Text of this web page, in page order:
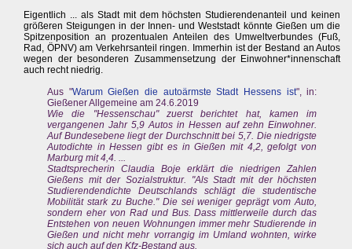
Eigentlich ... als Stadt mit dem höchsten Studierendenanteil und keinen
größeren Steigungen in der Innen- und Weststadt könnte Gießen um die
Spitzenposition an prozentualen Anteilen des Umweltverbundes (Fuß,
Rad, ÖPNV) am Verkehrsanteil ringen. Immerhin ist der Bestand an Autos
wegen der besonderen Zusammensetzung der Einwohner*innenschaft
auch recht niedrig.
Aus "Warum Gießen die autoärmste Stadt Hessens ist", in:
Gießener Allgemeine am 24.6.2019
Wie die "Hessenschau" zuerst berichtet hat, kamen im
vergangenen Jahr 5,9 Autos in Hessen auf zehn Einwohner.
Auf Bundesebene liegt der Durchschnitt bei 5,7. Die niedrigste
Autodichte in Hessen gibt es in Gießen mit 4,2, gefolgt von
Marburg mit 4,4. ...
Stadtsprecherin Claudia Boje erklärt die niedrigen Zahlen
Gießens mit der Sozialstruktur. "Als Stadt mit der höchsten
Studierendendichte Deutschlands schlägt die studentische
Mobilität stark zu Buche." Die sei weniger geprägt vom Auto,
sondern eher von Rad und Bus. Dass mittlerweile durch das
Entstehen von neuen Wohnungen immer mehr Studierende in
Gießen und nicht mehr vorrangig im Umland wohnten, wirke
sich auch auf den Kfz-Bestand aus.